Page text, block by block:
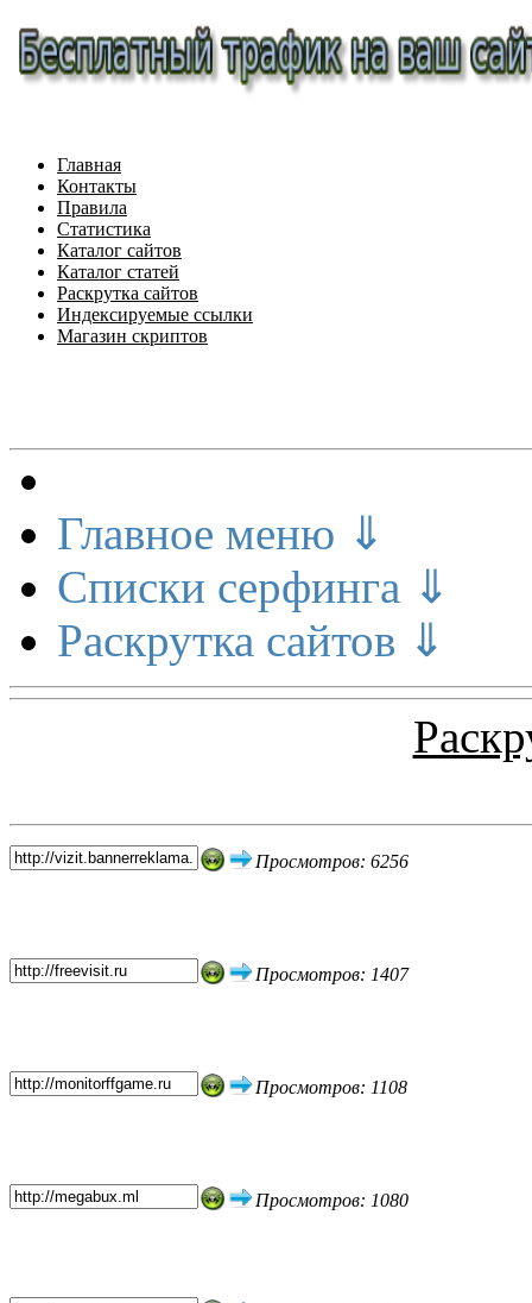
Главная
Контакты
Правила
Статистика
Каталог сайтов
Каталог статей
Раскрутка сайтов
Индексируемые ссылки
Магазин скриптов
Главное меню ⇓
Списки серфинга ⇓
Раскрутка сайтов ⇓
Просмотров: 6256
Просмотров: 1407
Просмотров: 1108
Просмотров: 1080